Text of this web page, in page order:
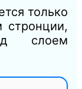
только
стронции,
слоем